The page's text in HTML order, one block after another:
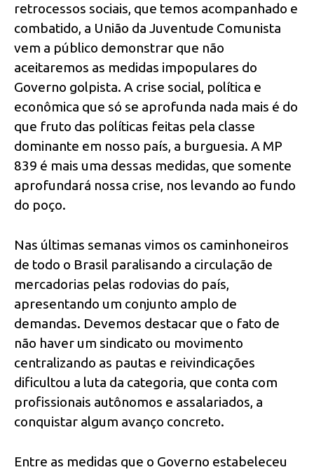
retrocessos sociais, que temos acompanhado e
combatido, a União da Juventude Comunista
vem a público demonstrar que não
aceitaremos as medidas impopulares do
Governo golpista. A crise social, política e
econômica que só se aprofunda nada mais é do
que fruto das políticas feitas pela classe
dominante em nosso país, a burguesia. A MP
839 é mais uma dessas medidas, que somente
aprofundará nossa crise, nos levando ao fundo
do poço.
Nas últimas semanas vimos os caminhoneiros
de todo o Brasil paralisando a circulação de
mercadorias pelas rodovias do país,
apresentando um conjunto amplo de
demandas. Devemos destacar que o fato de
não haver um sindicato ou movimento
centralizando as pautas e reivindicações
dificultou a luta da categoria, que conta com
profissionais autônomos e assalariados, a
conquistar algum avanço concreto.
Entre as medidas que o Governo estabeleceu